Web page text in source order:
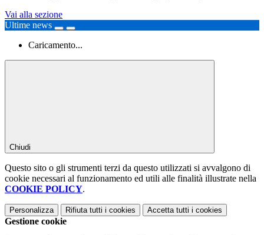
Vai alla sezione
Ultime news
Caricamento...
Chiudi
Questo sito o gli strumenti terzi da questo utilizzati si avvalgono di
cookie necessari al funzionamento ed utili alle finalità illustrate nella
COOKIE POLICY.
Personalizza Rifiuta tutti i cookies Accetta tutti i cookies
Gestione cookie